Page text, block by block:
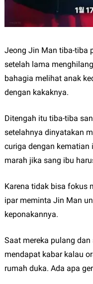
Jeong Jin Man tiba-tiba
setelah lama
bahagia melihat anak
dengan kakaknya.
Ditengah itu tiba-tiba
setelahnya dinyatakan
curiga dengan kematian
marah jika sang ibu
Karena tidak bisa fokus
ipar meminta Jin Man
keponakannya.
Saat mereka pulang
mendapat kabar kalau
rumah duka. Ada apa